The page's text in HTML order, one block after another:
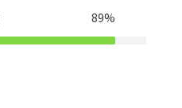
89%